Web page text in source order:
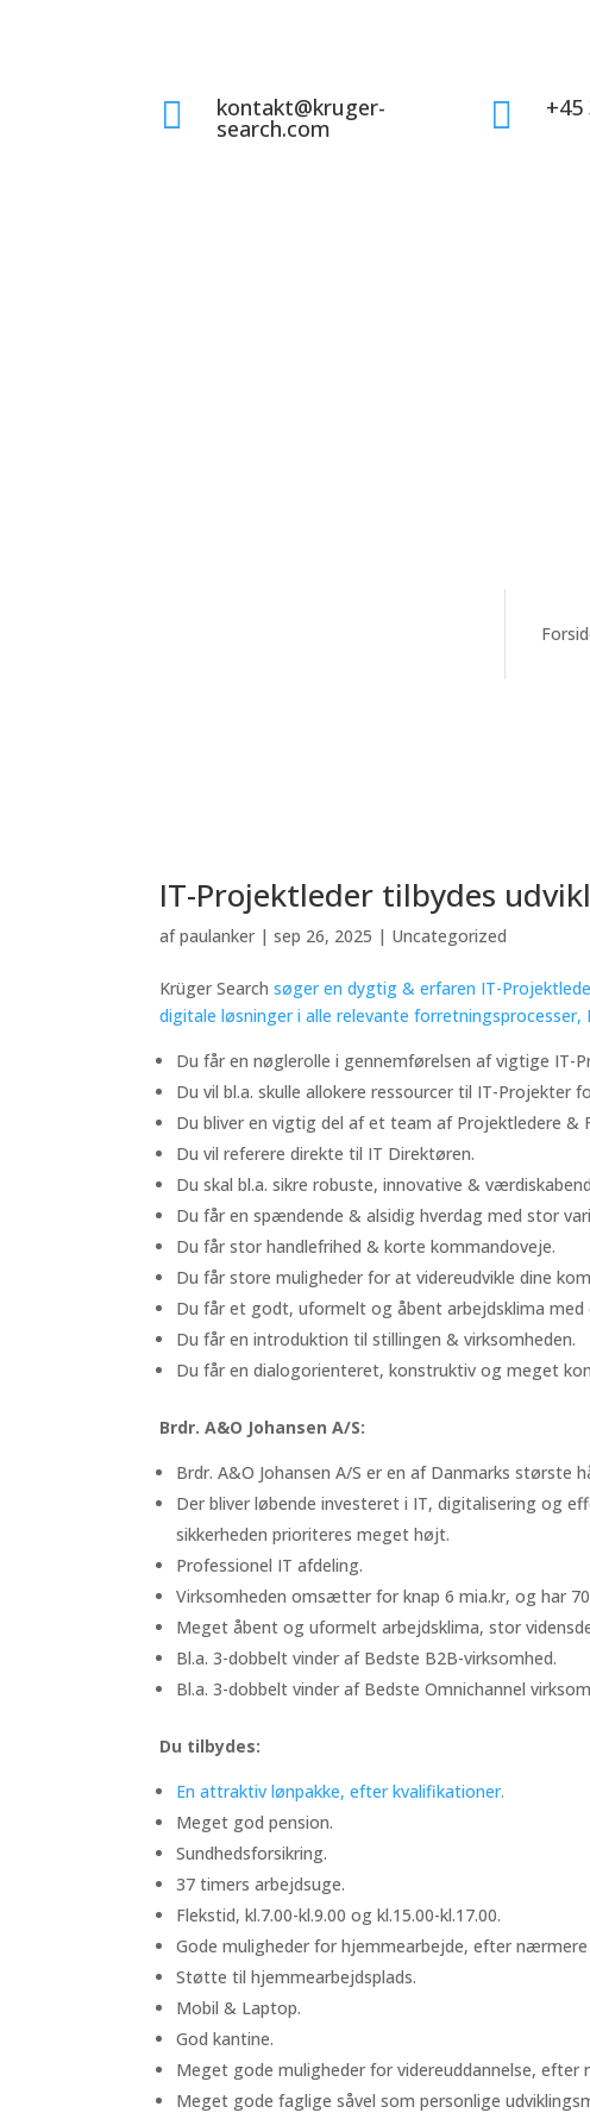
 kontakt@kruger-
search.com  +45
IT-Projektleder tilbydes
afpaulanker |sep 26, 2025 | Uncategorized
Krüger Searchsøger en dygtig & erfaren IT-
digitale løsninger i alle relevante forretningsprocesser,
Du får en nøglerolle i gennemførelsen af vigtige IT-
Du vil bl.a. skulle allokere ressourcer til IT-Projekter
Du bliver en vigtig del af et team af Projektledere &
Du vil referere direkte til IT Direktøren.
Du skal bl.a. sikre robuste, innovative &
Du får en spændende & alsidig hverdag med stor
Du får stor handlefrihed & korte kommandoveje.
Du får store muligheder for at videreudvikle dine
Du får et godt, uformelt og åbent arbejdsklima
Du får en introduktion til stillingen & virksomheden.
Du får en dialogorienteret, konstruktiv og meget
Brdr. A&O Johansen A/S:
Brdr. A&O Johansen A/S er en af Danmarks største
Der bliver løbende investeret i IT, digitalisering og
sikkerheden prioriteres meget højt.
Professionel IT afdeling.
Virksomheden omsætter for knap 6 mia.kr, og har
Meget åbent og uformelt arbejdsklima, stor
Bl.a. 3-dobbelt vinder af Bedste B2B-virksomhed.
Bl.a. 3-dobbelt vinder af Bedste Omnichannel
Du tilbydes:
En attraktiv lønpakke, efter kvalifikationer.
Meget god pension.
Sundhedsforsikring.
37 timers arbejdsuge.
Flekstid, kl.7.00-kl.9.00 og kl.15.00-kl.17.00.
Gode muligheder for hjemmearbejde, efter
Støtte til hjemmearbejdsplads.
Mobil & Laptop.
God kantine.
Meget gode muligheder for videreuddannelse, efter
Meget gode faglige såvel som personlige